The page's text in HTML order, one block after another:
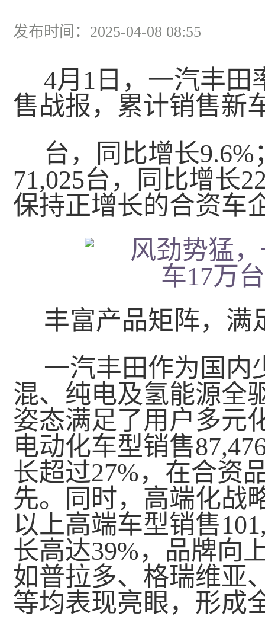
发布时间：2025-04-08 08:55
4月1日，一汽丰田
售战报，累计销售新
台，同比增长
71,025台，同比增长
保持正增长的合资车
丰富产品矩阵，满
一汽丰田作为国内
混、纯电及氢能源全
姿态满足了用户多元
电动化车型销售
长超过27%，在合资
先。同时，高端化战
以上高端车型销售
长高达39%，品牌向
如普拉多、格瑞维亚
等均表现亮眼，形成